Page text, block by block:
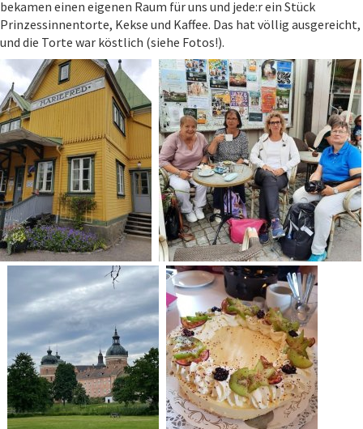
bekamen einen eigenen Raum für uns und jede:r ein Stück
Prinzessinnentorte, Kekse und Kaffee. Das hat völlig ausgereicht,
und die Torte war köstlich (siehe Fotos!).